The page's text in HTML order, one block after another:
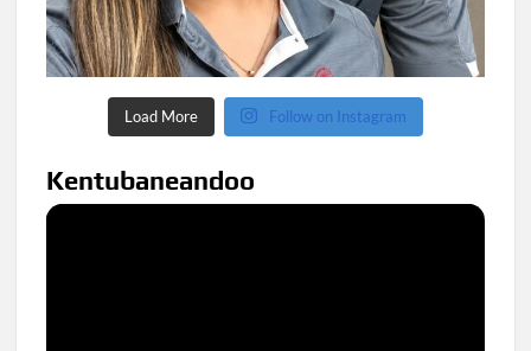
Load More Follow on Instagram
Kentubaneandoo